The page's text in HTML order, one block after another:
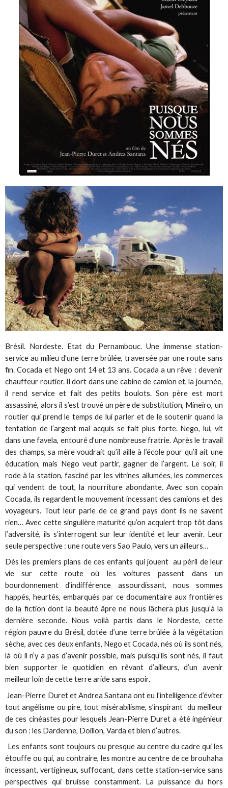
Brésil. Nordeste. Etat du Pernambouc. Une immense station-
service au milieu d’une terre brûlée, traversée par une route sans
fin. Cocada et Nego ont 14 et 13 ans. Cocada a un rêve : devenir
chauffeur routier. Il dort dans une cabine de camion et, la journée,
il rend service et fait des petits boulots. Son père est mort
assassiné, alors il s’est trouvé un père de substitution, Mineiro, un
routier qui prend le temps de lui parler et de le soutenir quand la
tentation de l’argent mal acquis se fait plus forte. Nego, lui, vit
dans une favela, entouré d’une nombreuse fratrie. Après le travail
des champs, sa mère voudrait qu’il aille à l’école pour qu’il ait une
éducation, mais Nego veut partir, gagner de l’argent. Le soir, il
rode à la station, fasciné par les vitrines allumées, les commerces
qui vendent de tout, la nourriture abondante. Avec son copain
Cocada, ils regardent le mouvement incessant des camions et des
voyageurs. Tout leur parle de ce grand pays dont ils ne savent
rien… Avec cette singulière maturité qu’on acquiert trop tôt dans
l’adversité, ils s’interrogent sur leur identité et leur avenir. Leur
seule perspective : une route vers Sao Paulo, vers un ailleurs…
Dès les premiers plans de ces enfants qui jouent au péril de leur
vie sur cette route où les voitures passent dans un
bourdonnement d’indifférence assourdissant, nous sommes
happés, heurtés, embarqués par ce documentaire aux frontières
de la fiction dont la beauté âpre ne nous lâchera plus jusqu’à la
dernière seconde. Nous voilà partis dans le Nordeste, cette
région pauvre du Brésil, dotée d’une terre brûlée à la végétation
sèche, avec ces deux enfants, Nego et Cocada, nés où ils sont nés,
là où il n’y a pas d’avenir possible, mais puisqu’ils sont nés, il faut
bien supporter le quotidien en rêvant d’ailleurs, d’un avenir
meilleur loin de cette terre aride sans espoir.
Jean-Pierre Duret et Andrea Santana ont eu l’intelligence d’éviter
tout angélisme ou pire, tout misérabilisme, s’inspirant du meilleur
de ces cinéastes pour lesquels Jean-Pierre Duret a été ingénieur
du son : les Dardenne, Doillon, Varda et bien d’autres.
Les enfants sont toujours ou presque au centre du cadre qui les
étouffe ou qui, au contraire, les montre au centre de ce brouhaha
incessant, vertigineux, suffocant, dans cette station-service sans
perspectives qui bruisse constamment. La puissance du hors